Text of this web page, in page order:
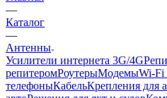
—
Каталог
—
Антенны
Усилители интернета 3G/4G
репитеромРоутерыМодемыWi-Fi
телефоныКабельКрепления для